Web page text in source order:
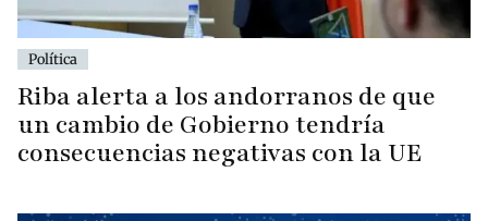
Política
Riba alerta a los andorranos de que
un cambio de Gobierno tendría
consecuencias negativas con la UE